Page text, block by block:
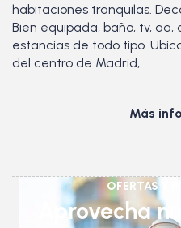
habitaciones tranquilas.
Bien equipada, baño, tv, aa,
estancias de todo tipo.
del centro de Madrid,
Más
OFERTAS Y
Aprovecha